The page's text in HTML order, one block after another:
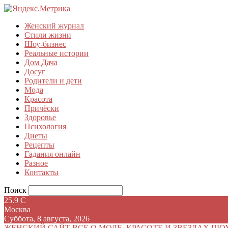
Женский журнал
Стили жизни
Шоу-бизнес
Реальные истории
Дом Дача
Досуг
Родители и дети
Мода
Красота
Причёски
Здоровье
Психология
Диеты
Рецепты
Гадания онлайн
Разное
Контакты
Поиск
25.9 C
Москва
Суббота, 8 августа, 2026